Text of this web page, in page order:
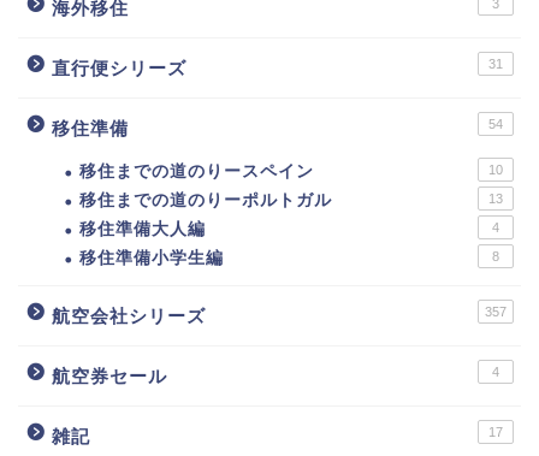
海外移住 3
直行便シリーズ 31
移住準備 54
移住までの道のりースペイン 10
移住までの道のりーポルトガル 13
移住準備大人編 4
移住準備小学生編 8
航空会社シリーズ 357
航空券セール 4
雑記 17